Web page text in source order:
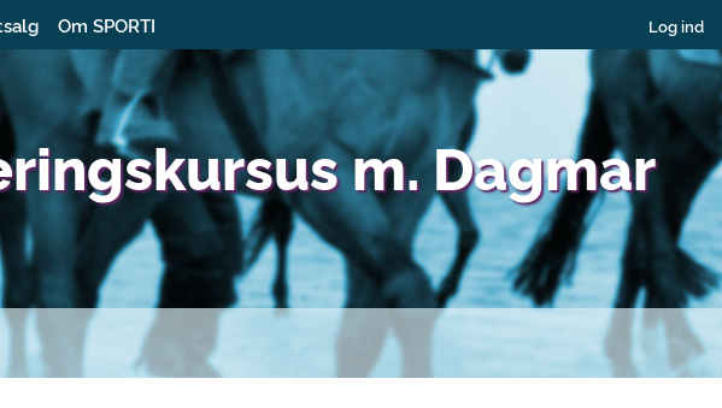
Om SPORTI Log ind
m. Dagmar